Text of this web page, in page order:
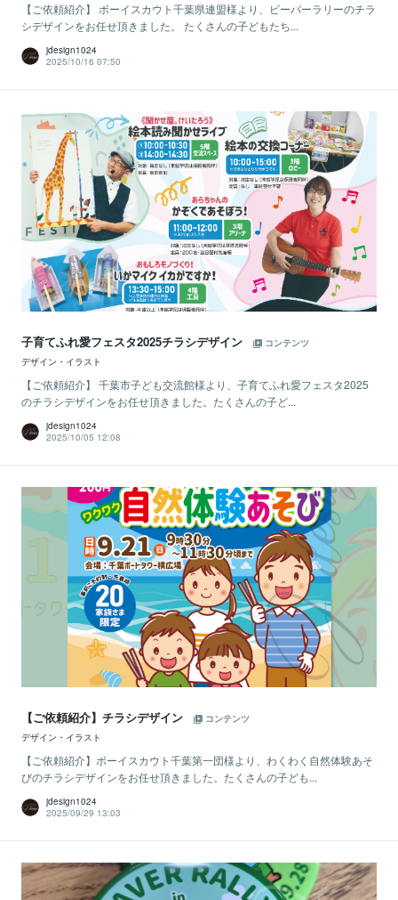
【ご依頼紹介】 ボーイスカウト千葉県連盟様より、ビーバーラリーのチラ
シデザインをお任せ頂きました。 たくさんの子どもたち...
jdesign1024
2025/10/16 07:50
子育てふれ愛フェスタ2025チラシデザイン
コンテンツ
デザイン・イラスト
【ご依頼紹介】 千葉市子ども交流館様より、子育てふれ愛フェスタ2025
のチラシデザインをお任せ頂きました。たくさんの子ど...
jdesign1024
2025/10/05 12:08
【ご依頼紹介】チラシデザイン
コンテンツ
デザイン・イラスト
【ご依頼紹介】ボーイスカウト千葉第一団様より、わくわく自然体験あそ
びのチラシデザインをお任せ頂きました。たくさんの子ども...
jdesign1024
2025/09/29 13:03